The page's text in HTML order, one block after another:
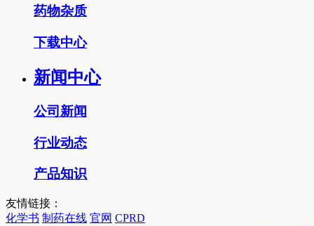
药物杂质
下载中心
新闻中心
公司新闻
行业动态
产品知识
友情链接：
化学书 制药在线 官网 CPRD